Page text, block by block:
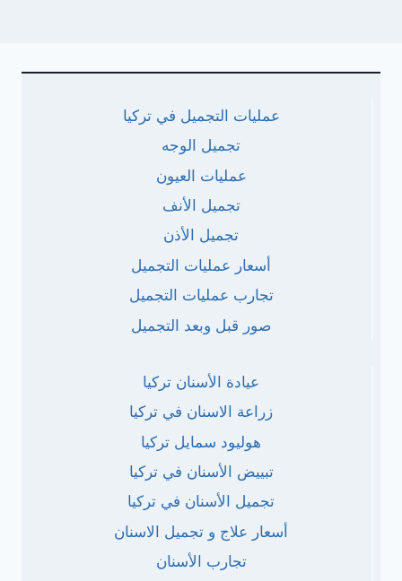
عمليات التجميل في تركيا
تجميل الوجه
عمليات العيون
تجميل الأنف
تجميل الأذن
أسعار عمليات التجميل
تجارب عمليات التجميل
صور قبل وبعد التجميل
عيادة الأسنان تركيا
زراعة الاسنان في تركيا
هوليود سمايل تركيا
تبييض الأسنان في تركيا
تجميل الأسنان في تركيا
أسعار علاج و تجميل الاسنان
تجارب الأسنان